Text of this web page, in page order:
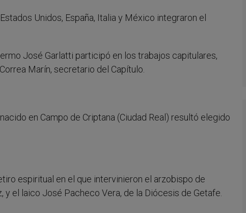
Unidos, España, Italia y México integraron el
José Garlatti participó en los trabajos capitulares,
Marín, secretario del Capítulo.
en Campo de Criptana (Ciudad Real) resultó elegido
espiritual en el que intervinieron el arzobispo de
y el laico José Pacheco Vera, de la Diócesis de Getafe.